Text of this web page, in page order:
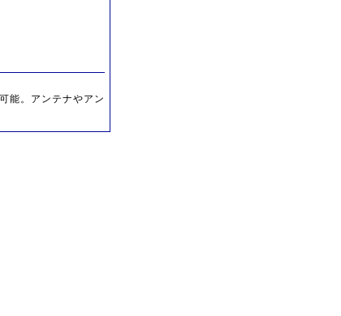
能。アンテナやアン